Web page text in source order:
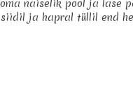
naiselik pool ja lase
ja hapral tüllil end